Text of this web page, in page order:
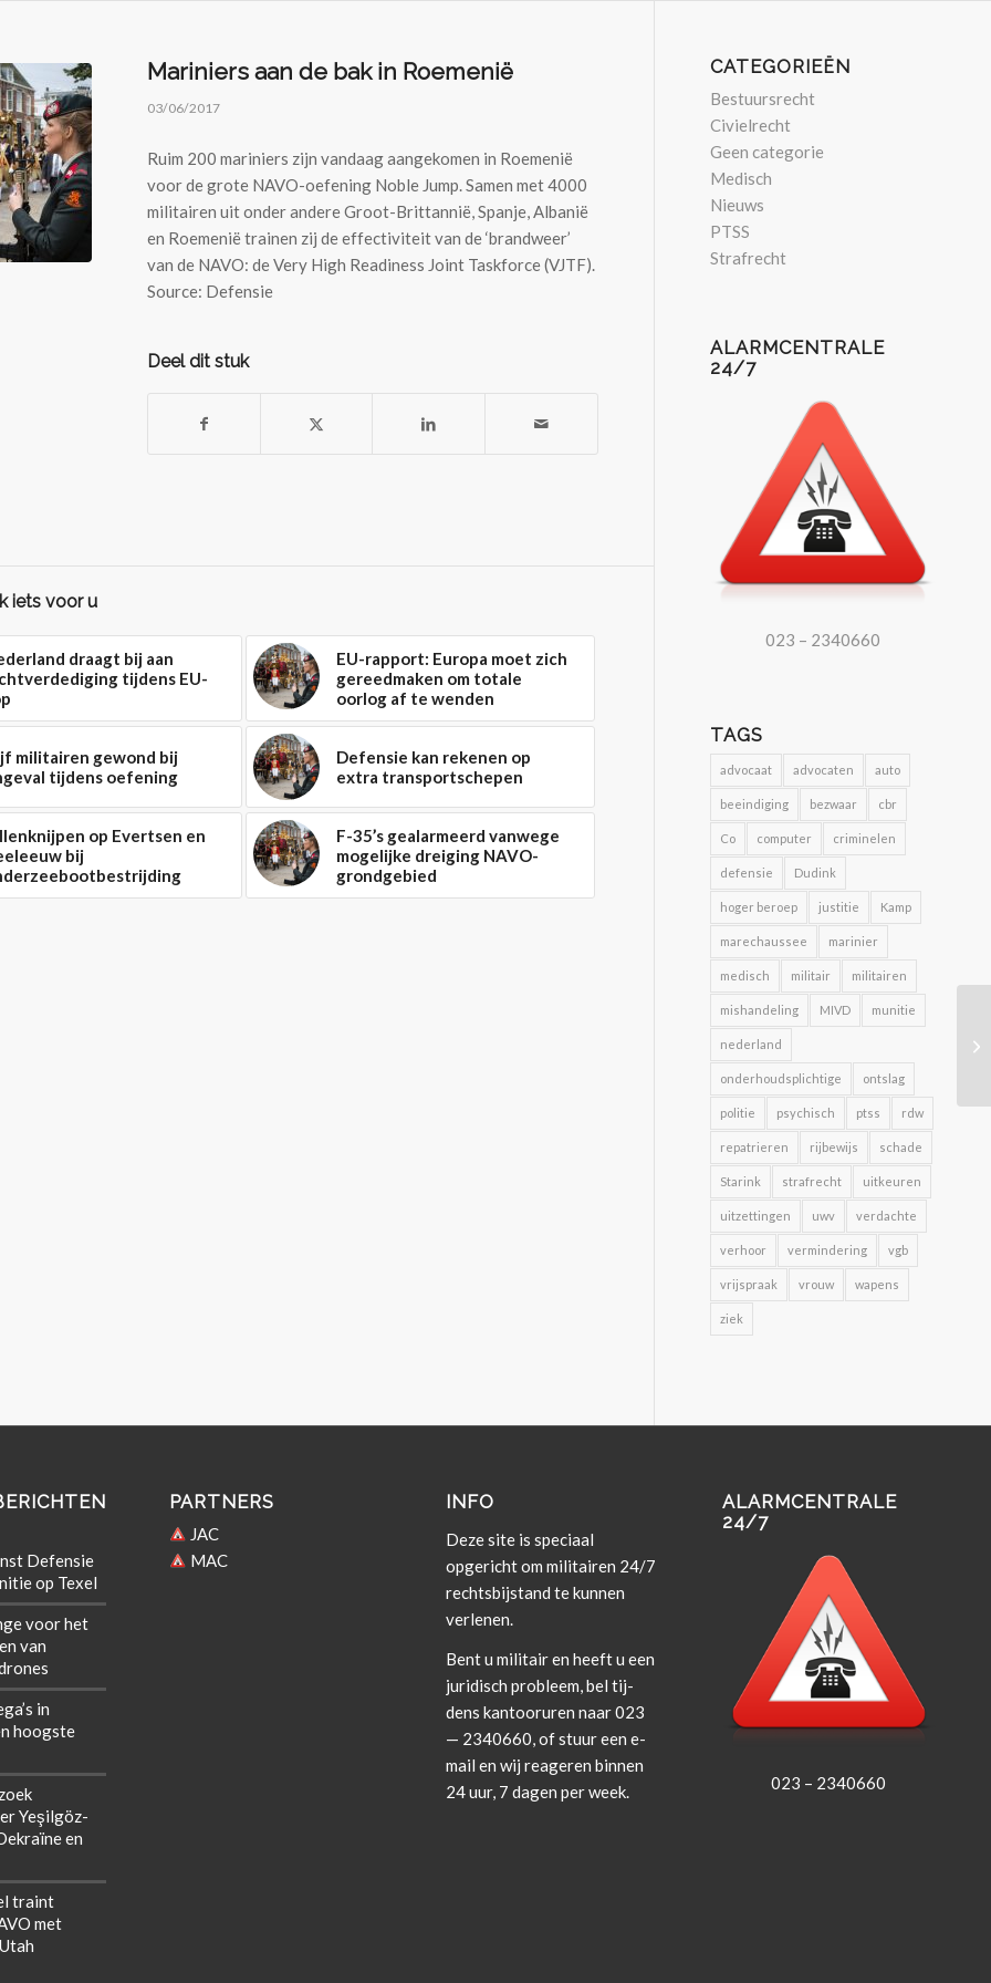
Mariniers aan de bak in Roemenië
03/06/2017
Ruim 200 mariniers zijn vandaag aangekomen in Roemenië
voor de grote NAVO-oefening Noble Jump. Samen met 4000
militairen uit onder andere Groot-Brittannië, Spanje, Albanië
en Roemenië trainen zij de effectiviteit van de ‘brandweer’
van de NAVO: de Very High Readiness Joint Taskforce (VJTF).
Source: Defensie
Deel dit stuk
iets voor u
draagt bij aan
tijdens EU-
EU-rapport: Europa moet zich
gereedmaken om totale
oorlog af te wenden
militairen gewond bij
tijdens oefening
Defensie kan rekenen op
extra transportschepen
op Evertsen en
bij
F-35’s gealarmeerd vanwege
mogelijke dreiging NAVO-
grondgebied
CATEGORIEËN
Bestuursrecht
Civielrecht
Geen categorie
Medisch
Nieuws
PTSS
Strafrecht
ALARMCENTRALE
24/7
023 – 2340660
TAGS
advocaat advocaten auto
beeindiging bezwaar cbr
Co computer criminelen
defensie Dudink
hoger beroep justitie Kamp
marechaussee marinier
medisch militair militairen
mishandeling MIVD munitie
nederland
onderhoudsplichtige ontslag
politie psychisch ptss rdw
repatrieren rijbewijs schade
Starink strafrecht uitkeuren
uitzettingen uwv verdachte
verhoor vermindering vgb
vrijspraak vrouw wapens
ziek
Defensie
op Texel
voor het
van
in
hoogste
Yeşilgöz-
en
traint
met
PARTNERS
JAC
MAC
INFO
Deze site is spe­ci­aal
opgericht om militairen 24/7
rechts­bi­j­s­tand te kun­nen
verlenen.
Bent u militair en heeft u een
juridisch prob­leem, bel tij­
dens kan­tooruren naar 023
— 2340660, of stuur een e-
mail en wij rea­geren bin­nen
24 uur, 7 dagen per week.
ALARMCENTRALE
24/7
023 – 2340660